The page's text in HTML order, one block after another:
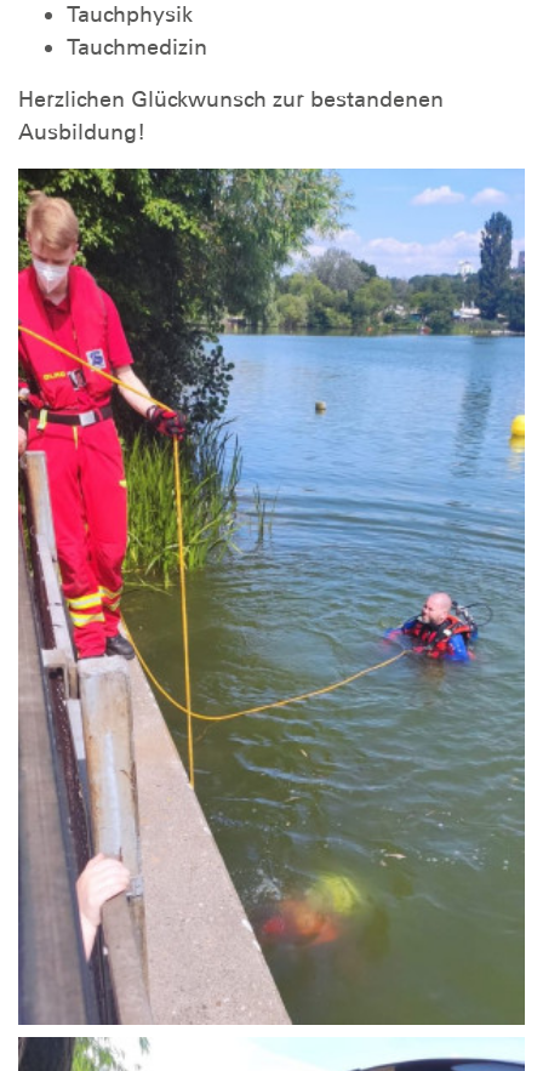
Tauchphysik
Tauchmedizin
Herzlichen Glückwunsch zur bestandenen
Ausbildung!